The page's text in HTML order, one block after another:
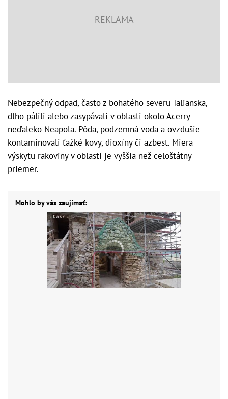
Nebezpečný odpad, často z bohatého severu Talianska,
dlho pálili alebo zasypávali v oblasti okolo Acerry
neďaleko Neapola. Pôda, podzemná voda a ovzdušie
kontaminovali ťažké kovy, dioxíny či azbest. Miera
výskytu rakoviny v oblasti je vyššia než celoštátny
priemer.
Mohlo by vás zaujímať: